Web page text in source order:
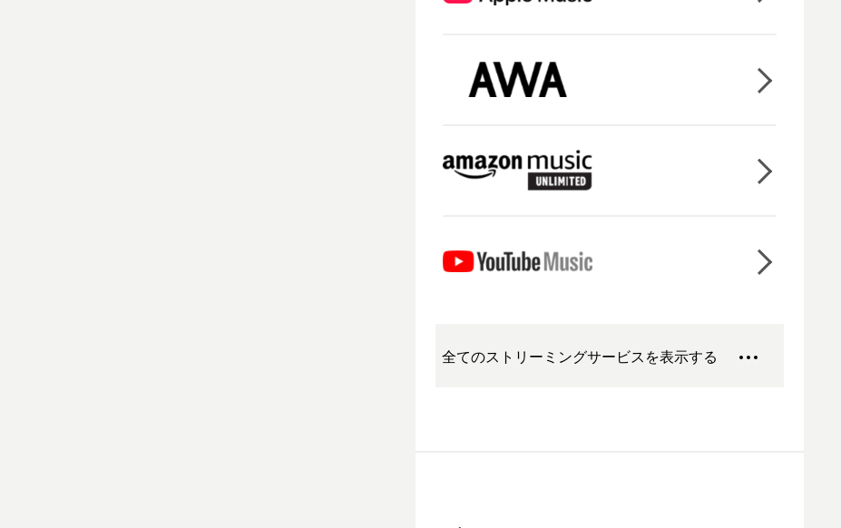
全てのストリーミングサービスを表示する